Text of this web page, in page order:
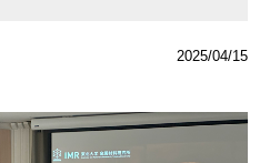
2025/04/15